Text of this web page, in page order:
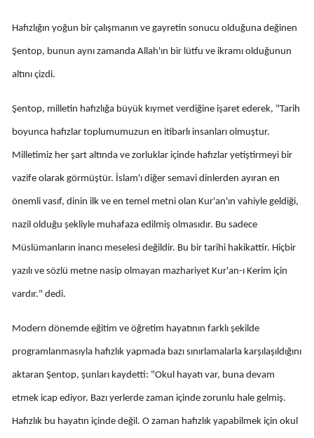
Kırşehir
Kocaeli
Kütahya
Manisa
Kahramanmaraş
Mardin
Niğde
Ordu
Rize
Hafızlığın yoğun bir çalışmanın ve gayretin sonucu olduğuna değinen
Şentop, bunun aynı zamanda Allah'ın bir lütfu ve ikramı olduğunun
altını çizdi.
Şentop, milletin hafızlığa büyük kıymet verdiğine işaret ederek, "Tarih
boyunca hafızlar toplumumuzun en itibarlı insanları olmuştur.
Milletimiz her şart altında ve zorluklar içinde hafızlar yetiştirmeyi bir
vazife olarak görmüştür. İslam'ı diğer semavi dinlerden ayıran en
önemli vasıf, dinin ilk ve en temel metni olan Kur'an'ın vahiyle geldiği,
nazil olduğu şekliyle muhafaza edilmiş olmasıdır. Bu sadece
Müslümanların inancı meselesi değildir. Bu bir tarihi hakikattir. Hiçbir
yazılı ve sözlü metne nasip olmayan mazhariyet Kur'an-ı Kerim için
vardır." dedi.
Modern dönemde eğitim ve öğretim hayatının farklı şekilde
programlanmasıyla hafızlık yapmada bazı sınırlamalarla karşılaşıldığını
aktaran Şentop, şunları kaydetti: "Okul hayatı var, buna devam
etmek icap ediyor. Bazı yerlerde zaman içinde zorunlu hale gelmiş.
Hafızlık bu hayatın içinde değil. O zaman hafızlık yapabilmek için okul